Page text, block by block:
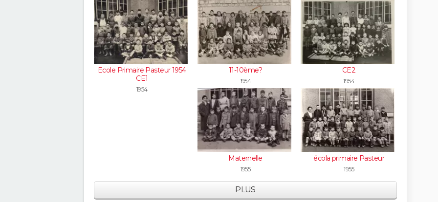
Ecole Primaire Pasteur 1954
CE1
1954
11-10ème?
1954
CE2
1954
Maternelle
1955
écola primaire Pasteur
1955
PLUS